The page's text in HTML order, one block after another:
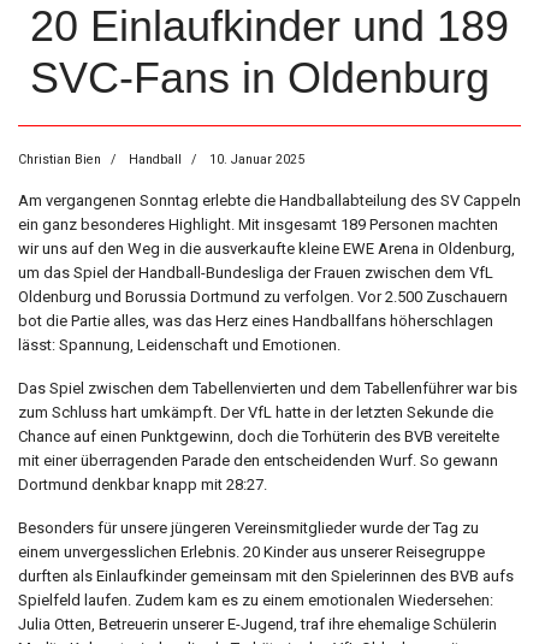
20 Einlaufkinder und 189
SVC-Fans in Oldenburg
Christian Bien Handball 10. Januar 2025
Am vergangenen Sonntag erlebte die Handballabteilung des SV Cappeln
ein ganz besonderes Highlight. Mit insgesamt 189 Personen machten
wir uns auf den Weg in die ausverkaufte kleine EWE Arena in Oldenburg,
um das Spiel der Handball-Bundesliga der Frauen zwischen dem VfL
Oldenburg und Borussia Dortmund zu verfolgen. Vor 2.500 Zuschauern
bot die Partie alles, was das Herz eines Handballfans höherschlagen
lässt: Spannung, Leidenschaft und Emotionen.
Das Spiel zwischen dem Tabellenvierten und dem Tabellenführer war bis
zum Schluss hart umkämpft. Der VfL hatte in der letzten Sekunde die
Chance auf einen Punktgewinn, doch die Torhüterin des BVB vereitelte
mit einer überragenden Parade den entscheidenden Wurf. So gewann
Dortmund denkbar knapp mit 28:27.
Besonders für unsere jüngeren Vereinsmitglieder wurde der Tag zu
einem unvergesslichen Erlebnis. 20 Kinder aus unserer Reisegruppe
durften als Einlaufkinder gemeinsam mit den Spielerinnen des BVB aufs
Spielfeld laufen. Zudem kam es zu einem emotionalen Wiedersehen:
Julia Otten, Betreuerin unserer E-Jugend, traf ihre ehemalige Schülerin